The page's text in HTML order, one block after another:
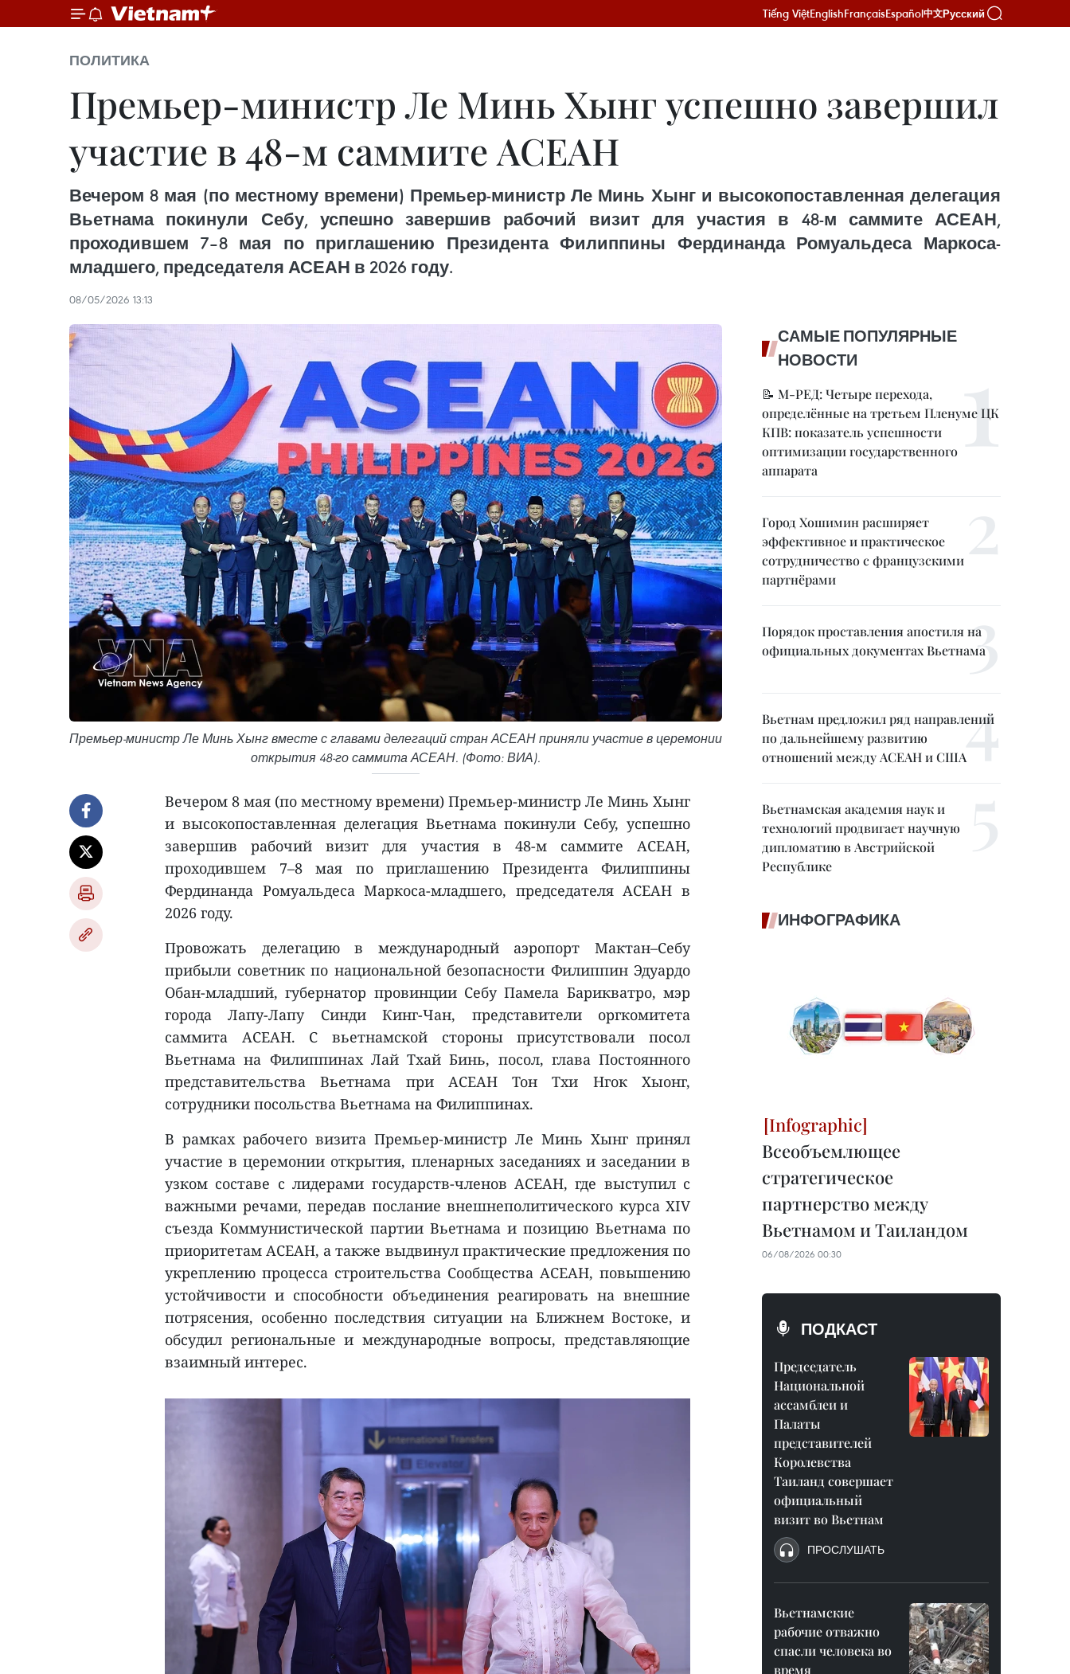
Tiếng ViệtEnglishFrançaisEspañol中文Русский
ПОЛИТИКА
Премьер-министр Ле Минь Хынг успешно завершил
участие в 48-м саммите АСЕАН
Вечером 8 мая (по местному времени) Премьер-министр Ле Минь Хынг и высокопоставленная делегация
Вьетнама покинули Себу, успешно завершив рабочий визит для участия в 48-м саммите АСЕАН,
проходившем 7–8 мая по приглашению Президента Филиппины Фердинанда Ромуальдеса Маркоса-
младшего, председателя АСЕАН в 2026 году.
08/05/2026 13:13
Премьер-министр Ле Минь Хынг вместе с главами делегаций стран АСЕАН приняли участие в церемонии
открытия 48-го саммита АСЕАН. (Фото: ВИА).
Вечером 8 мая (по местному времени) Премьер-министр Ле Минь Хынг
и высокопоставленная делегация Вьетнама покинули Себу, успешно
завершив рабочий визит для участия в 48-м саммите АСЕАН,
проходившем 7–8 мая по приглашению Президента Филиппины
Фердинанда Ромуальдеса Маркоса-младшего, председателя АСЕАН в
2026 году.
Провожать делегацию в международный аэропорт Мактан–Себу
прибыли советник по национальной безопасности Филиппин Эдуардо
Обан-младший, губернатор провинции Себу Памела Барикватро, мэр
города Лапу-Лапу Синди Кинг-Чан, представители оргкомитета
саммита АСЕАН. С вьетнамской стороны присутствовали посол
Вьетнама на Филиппинах Лай Тхай Бинь, посол, глава Постоянного
представительства Вьетнама при АСЕАН Тон Тхи Нгок Хыонг,
сотрудники посольства Вьетнама на Филиппинах.
В рамках рабочего визита Премьер-министр Ле Минь Хынг принял
участие в церемонии открытия, пленарных заседаниях и заседании в
узком составе с лидерами государств-членов АСЕАН, где выступил с
важными речами, передав послание внешнеполитического курса XIV
съезда Коммунистической партии Вьетнама и позицию Вьетнама по
приоритетам АСЕАН, а также выдвинул практические предложения по
укреплению процесса строительства Сообщества АСЕАН, повышению
устойчивости и способности объединения реагировать на внешние
потрясения, особенно последствия ситуации на Ближнем Востоке, и
обсудил региональные и международные вопросы, представляющие
взаимный интерес.
САМЫЕ ПОПУЛЯРНЫЕ
НОВОСТИ
📝 М-РЕД: Четыре перехода,
определённые на третьем Пленуме ЦК
КПВ: показатель успешности
оптимизации государственного
аппарата
Город Хошимин расширяет
эффективное и практическое
сотрудничество с французскими
партнёрами
Порядок проставления апостиля на
официальных документах Вьетнама
Вьетнам предложил ряд направлений
по дальнейшему развитию
отношений между АСЕАН и США
Вьетнамская академия наук и
технологий продвигает научную
дипломатию в Австрийской
Республике
ИНФОГРАФИКА
Всеобъемлющее
стратегическое
партнерство между
Вьетнамом и Таиландом
06/08/2026 00:30
ПОДКАСТ
Председатель
Национальной
ассамблеи и
Палаты
представителей
Королевства
Таиланд совершает
официальный
визит во Вьетнам
ПРОСЛУШАТЬ
Вьетнамские
рабочие отважно
спасли человека во
время